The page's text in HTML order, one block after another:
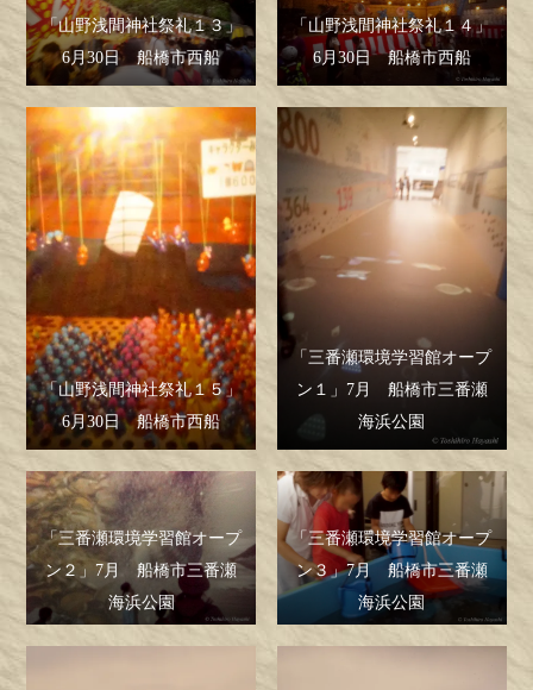
「山野浅間神社祭礼１３」
6月30日 船橋市西船
「山野浅間神社祭礼１４」
6月30日 船橋市西船
「山野浅間神社祭礼１５」
6月30日 船橋市西船
「三番瀬環境学習館オープ
ン１」7月 船橋市三番瀬
海浜公園
「三番瀬環境学習館オープ
ン２」7月 船橋市三番瀬
海浜公園
「三番瀬環境学習館オープ
ン３」7月 船橋市三番瀬
海浜公園